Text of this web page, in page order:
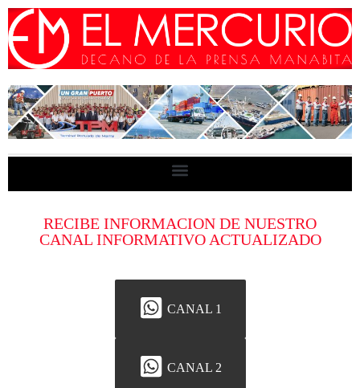
RECIBE INFORMACION DE NUESTRO
CANAL INFORMATIVO ACTUALIZADO
CANAL 1
CANAL 2